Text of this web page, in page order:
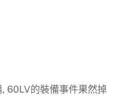
60LV的裝備事件果然掉